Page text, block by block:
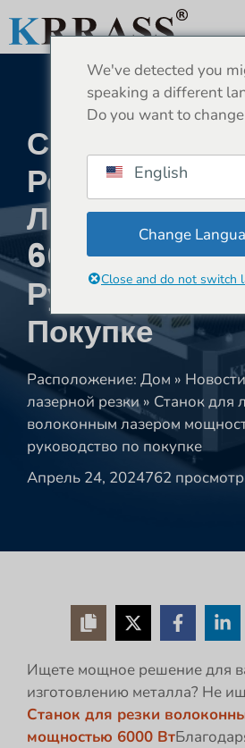
содержимому
Станок Для
Резки
Лазером
6000 Вт —
Руководство
Покупке
Расположение: Дом » Новости
лазерной резки» Станок для
волоконным лазером
руководство по покупке
Апрель 24, 2024762
Ищете мощное решение для
изготовлению металла? Не
Станок для резки
мощностью 6000 Вт
We've detected you
speaking a different
Do you want to
English
Change
Close and do not switch